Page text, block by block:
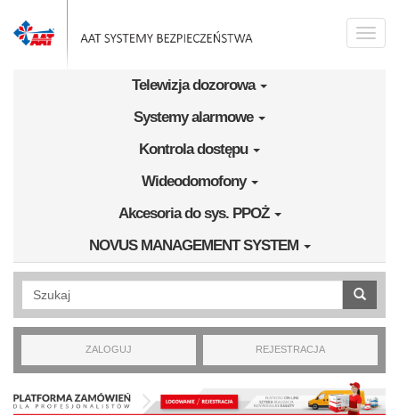
Toggle
Telewizja dozorowa
Systemy alarmowe
Kontrola dostępu
Wideodomofony
Akcesoria do sys. PPOŻ
NOVUS MANAGEMENT SYSTEM
Wyszukiwanie pełnotekstowe
ZALOGUJ REJESTRACJA